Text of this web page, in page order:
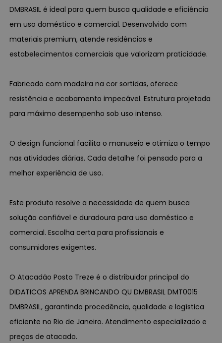
DMBRASIL é ideal para quem busca qualidade e eficiência
em uso doméstico e comercial. Desenvolvido com
materiais premium, atende residências e
estabelecimentos comerciais que valorizam praticidade.
Fabricado com madeira na cor sortidas, oferece
resistência e acabamento impecável. Estrutura projetada
para máximo desempenho sob uso intenso.
O design funcional facilita o manuseio e otimiza o tempo
nas atividades diárias. Cada detalhe foi pensado para a
melhor experiência de uso.
Este produto resolve a necessidade de quem busca
solução confiável e duradoura para uso doméstico e
comercial. Escolha certa para profissionais e
consumidores exigentes.
O Atacadão Posto Treze é o distribuidor principal do
DIDATICOS APRENDA BRINCANDO QU DMBRASIL DMT0015
DMBRASIL, garantindo procedência, qualidade e logística
eficiente no Rio de Janeiro. Atendimento especializado e
preços de atacado.